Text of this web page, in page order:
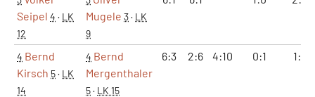
Seipel 4 · LK
12
Mugele 3· LK
9
4 Bernd
Kirsch 5· LK
14
4 Bernd
Mergenthaler
5· LK 15
6:3 2:6 4:10 0:1 1:2